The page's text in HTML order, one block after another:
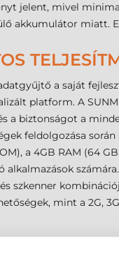
jelent, mivel
akkumulátor miatt.
a saját
platform. A
a biztonságot a
feldolgozása
a 4GB RAM (64
számára.
szkenner
mint a 2G,